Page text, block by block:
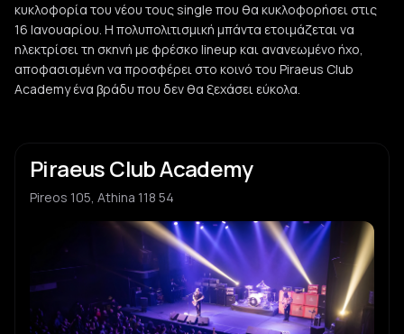
κυκλοφορία του νέου τους single που θα κυκλοφορήσει στις
16 Ιανουαρίου. Η πολυπολιτισμική μπάντα ετοιμάζεται να
ηλεκτρίσει τη σκηνή με φρέσκο ​​lineup και ανανεωμένο ήχο,
αποφασισμένη να προσφέρει στο κοινό του Piraeus Club
Academy ένα βράδυ που δεν θα ξεχάσει εύκολα.
Piraeus Club Academy
Pireos 105, Athina 118 54